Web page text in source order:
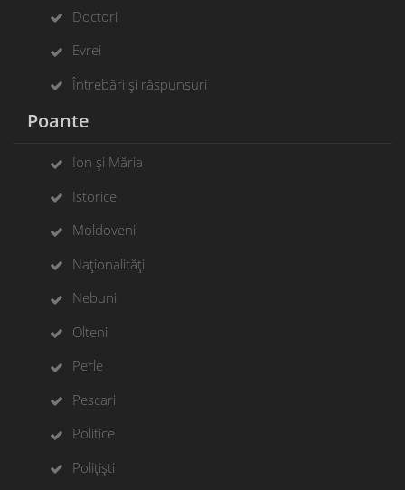
Doctori
Evrei
Întrebări și răspunsuri
Poante
Ion și Măria
Istorice
Moldoveni
Naționalități
Nebuni
Olteni
Perle
Pescari
Politice
Polițiști